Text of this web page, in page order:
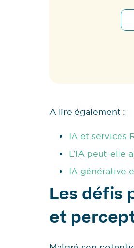
A lire également :
IA et services
L’IA peut-elle
IA générative
Les défis
et